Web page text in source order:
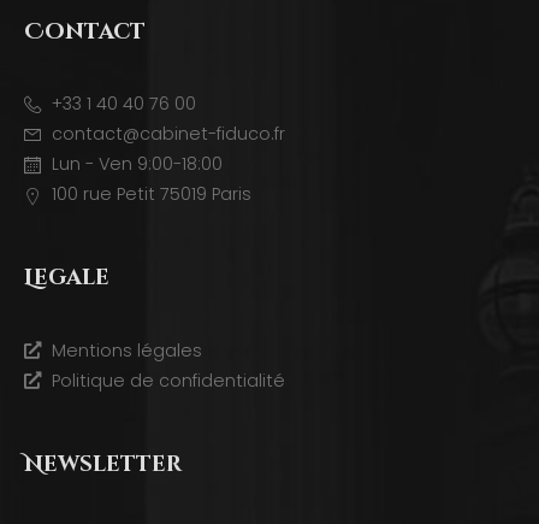
Contact
+33 1 40 40 76 00
contact@cabinet-fiduco.fr
Lun - Ven 9:00-18:00
100 rue Petit 75019 Paris
Legale
Mentions légales
Politique de confidentialité
Newsletter